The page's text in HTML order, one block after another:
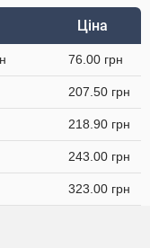
Ціна
76.00 грн
207.50 грн
218.90 грн
243.00 грн
323.00 грн